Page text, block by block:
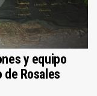
y equipo
Rosales